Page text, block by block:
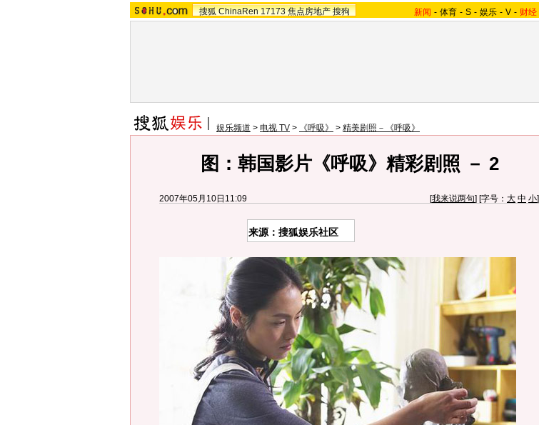
搜狐 ChinaRen 17173 焦点房地产 搜狗 新闻 - 体育 - S - 娱乐 - V - 财经
娱乐频道 > 电视 TV > 《呼吸》 > 精美剧照－《呼吸》
图：韩国影片《呼吸》精彩剧照 － 2
2007年05月10日11:09 [我来说两句] [字号： 大 中 小]
来源：搜狐娱乐社区